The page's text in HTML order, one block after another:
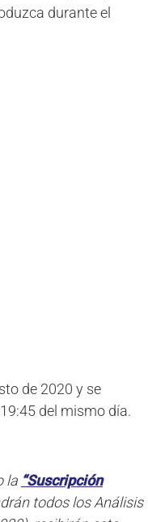
durante el
de 2020 y se
del mismo día.
la “Suscripción
todos los Análisis